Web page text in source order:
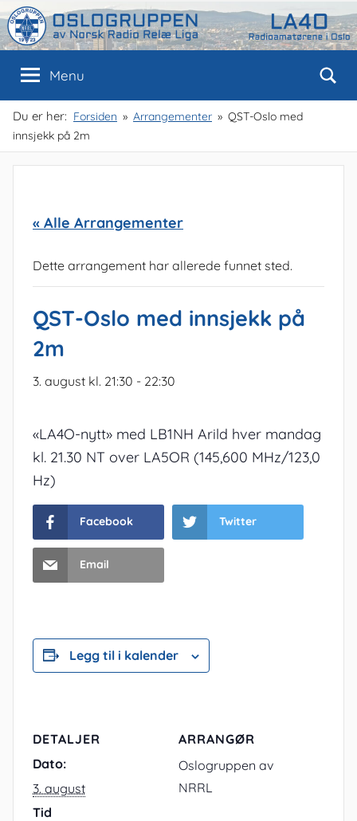
Skip
to
content
Oslogruppen
av
NRRL
Oslo
Menu
Du er her: Forsiden Arrangementer
QST-Oslo med
innsjekk på 2m
« Alle Arrangementer
Dette arrangement har allerede funnet sted.
QST-Oslo med innsjekk på
2m
3. august kl. 21:30 - 22:30
«LA4O-nytt» med LB1NH Arild hver mandag
kl. 21.30 NT over LA5OR (145,600 MHz/123,0
Hz)
Facebook Twitter
Email
Legg til i kalender
DETALJER
Dato:
3. august
Tid
ARRANGØR
Oslogruppen av
NRRL